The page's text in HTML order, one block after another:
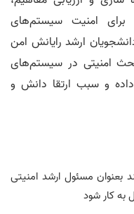
برای امنیت سیستم‌های
ارشد رایانش امن
امنیتی در سیستم‌های
و سبب ارتقا دانش و
بعنوان مسئول ارشد امنیتی
کار شود